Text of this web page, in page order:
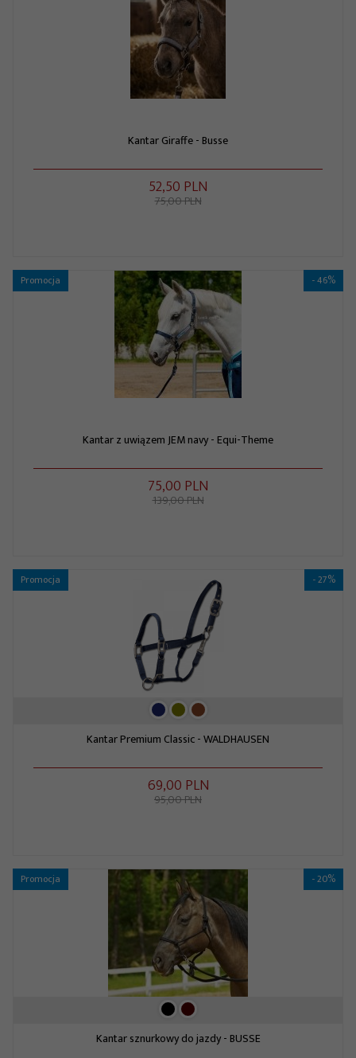
Kantar Giraffe - Busse
52,50 PLN
75,00 PLN
Promocja - 46%
Kantar z uwiązem JEM navy - Equi-Theme
75,00 PLN
139,00 PLN
Promocja - 27%
Kantar Premium Classic - WALDHAUSEN
69,00 PLN
95,00 PLN
Promocja - 20%
Kantar sznurkowy do jazdy - BUSSE